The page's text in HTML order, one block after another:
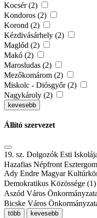
Kocsér (2)
Kondoros (2)
Korond (2)
Kézdivásárhely (2)
Maglód (2)
Makó (2)
Marosludas (2)
Mezőkomárom (2)
Miskolc - Diósgyőr (2)
Nagykároly (2)
kevesebb
Állító szervezet
19. sz. Dolgozók Esti
Hazafias Népfront
Ady Endre Magyar
Demokratikus Közössége (1)
Aszód Város
Bicske Város
több kevesebb